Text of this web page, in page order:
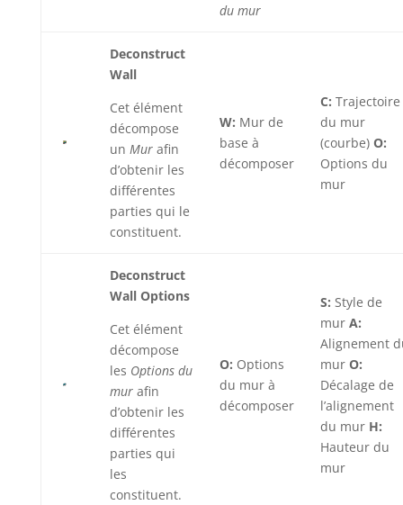
du mur
Deconstruct
Wall
Cet élément
décompose
un Murafin
d’obtenir les
différentes
parties qui le
constituent.
W: Mur de
base à
décomposer
C: Trajectoire
du mur
(courbe) O:
Options du
mur
Deconstruct
Wall Options
Cet élément
décompose
les Options du
murafin
d’obtenir les
différentes
parties qui
les
constituent.
O: Options
du mur à
décomposer
S: Style de
mur A:
Alignement
mur O:
Décalage de
l’alignement
du mur H:
Hauteur du
mur